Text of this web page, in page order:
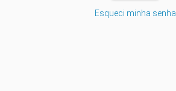
Esqueci minha senha